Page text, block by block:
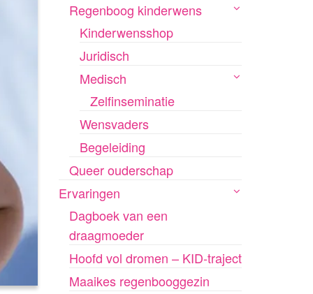
Regenboog kinderwens
Kinderwensshop
Juridisch
Medisch
Zelfinseminatie
Wensvaders
Begeleiding
Queer ouderschap
Ervaringen
Dagboek van een
draagmoeder
Hoofd vol dromen – KID-traject
Maaikes regenbooggezin